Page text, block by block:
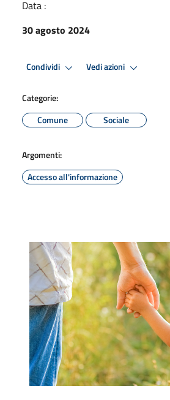
Data :
30 agosto 2024
Condividi Vedi azioni
Categorie:
Comune
Sociale
Argomenti:
Accesso all'informazione